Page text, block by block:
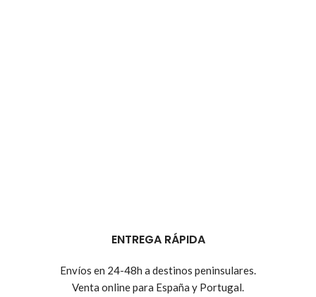
ENTREGA RÁPIDA
Envíos en 24-48h a destinos peninsulares.
Venta online para España y Portugal.